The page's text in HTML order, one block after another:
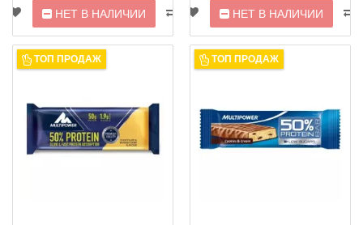
НЕТ В НАЛИЧИИ НЕТ В НАЛИЧИИ
ТОП ПРОДАЖ ТОП ПРОДАЖ